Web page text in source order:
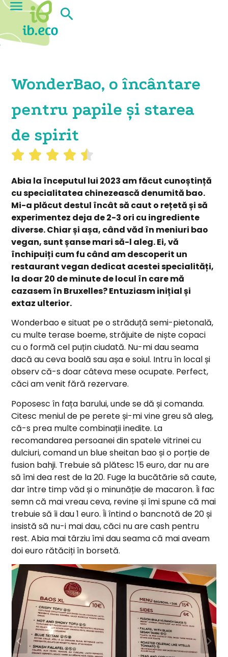
WonderBao, o încântare
pentru papile și starea
de spirit
Abia la începutul lui 2023 am făcut cunoștință
cu specialitatea chinezească denumită bao.
Mi-a plăcut destul încât să caut o rețetă și să
experimentez deja de 2-3 ori cu ingrediente
diverse. Chiar și așa, când văd în meniuri bao
vegan, sunt șanse mari să-l aleg. Ei, vă
închipuiți cum fu când am descoperit un
restaurant vegan dedicat acestei specialități,
la doar 20 de minute de locul în care mă
cazasem în Bruxelles? Entuziasm inițial și
extaz ulterior.
Wonderbao e situat pe o străduță semi-pietonală,
cu multe terase boeme, străjuite de niște copaci
cu o formă cel puțin ciudată. Nu-mi dau seama
dacă au ceva boală sau așa e soiul. Intru în local și
observ că-s doar câteva mese ocupate. Perfect,
căci am venit fără rezervare.
Poposesc în fața barului, unde se dă și comanda.
Citesc meniul de pe perete și-mi vine greu să aleg,
că-s prea multe combinații inedite. La
recomandarea persoanei din spatele vitrinei cu
dulciuri, comand un blue sheitan bao și o porție de
fusion bahji. Trebuie să plătesc 15 euro, dar nu are
să îmi dea rest de la 20. Fuge la bucătărie să caute,
dar între timp văd și o minunăție de macaron. Îi fac
semn că mai vreau ceva, revine și îmi spune că mai
trebuie să îi dau 1 euro. Îi întind o bancnotă de 20 și
insistă să nu-i mai dau, căci nu are cash pentru
rest. Abia mai târziu îmi dau seama că mai aveam
doi euro rătăciți în borsetă.